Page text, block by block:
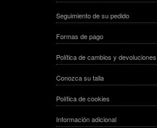
Seguimiento de su pedido
Formas de pago
Política de cambios y devoluciones
Conozca su talla
Política de cookies
Información adicional